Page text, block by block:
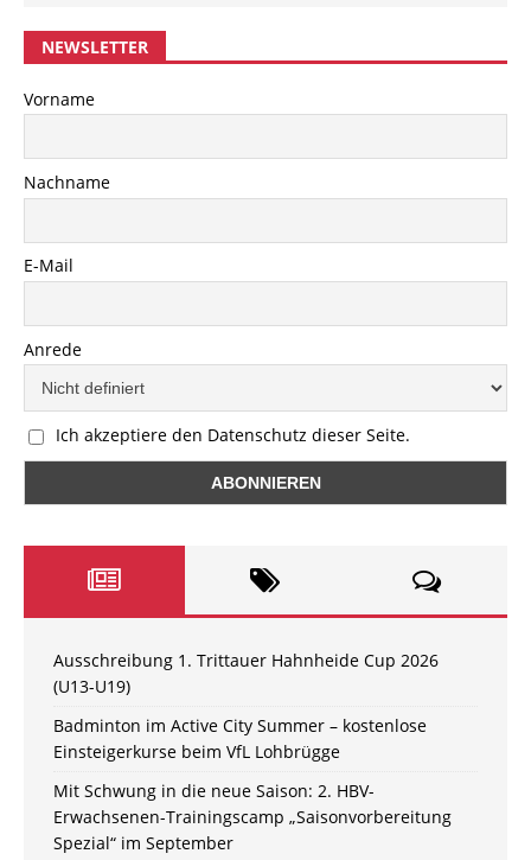
NEWSLETTER
Vorname
Nachname
E-Mail
Anrede
Ich akzeptiere den Datenschutz dieser Seite.
Ausschreibung 1. Trittauer Hahnheide Cup 2026
(U13-U19)
Badminton im Active City Summer – kostenlose
Einsteigerkurse beim VfL Lohbrügge
Mit Schwung in die neue Saison: 2. HBV-
Erwachsenen-Trainingscamp „Saisonvorbereitung
Spezial“ im September